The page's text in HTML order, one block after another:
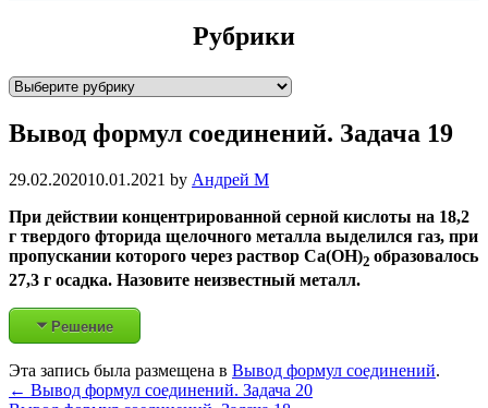
Рубрики
Р
б
и
и
Вывод формул соединений. Задача 19
29.02.202010.01.2021 by Андрей М
При действии концентрированной серной кислоты на 18,2
г твердого фторида щелочного металла выделился газ, при
пропускании которого через раствор Ca(OH)2 образовалось
27,3 г осадка. Назовите неизвестный металл.
Решение
Эта запись была размещена в Вывод формул соединений.
Post
← Вывод формул соединений. Задача 20